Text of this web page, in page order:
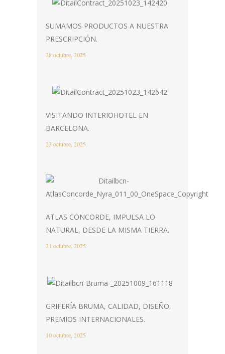
SUMAMOS PRODUCTOS A NUESTRA
PRESCRIPCIÓN.
28 octubre, 2025
VISITANDO INTERIOHOTEL EN
BARCELONA.
23 octubre, 2025
ATLAS CONCORDE, IMPULSA LO
NATURAL, DESDE LA MISMA TIERRA.
21 octubre, 2025
GRIFERÍA BRUMA, CALIDAD, DISEÑO,
PREMIOS INTERNACIONALES.
10 octubre, 2025